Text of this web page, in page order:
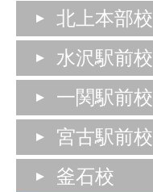
北上本部校
水沢駅前校
一関駅前校
宮古駅前校
釜石校